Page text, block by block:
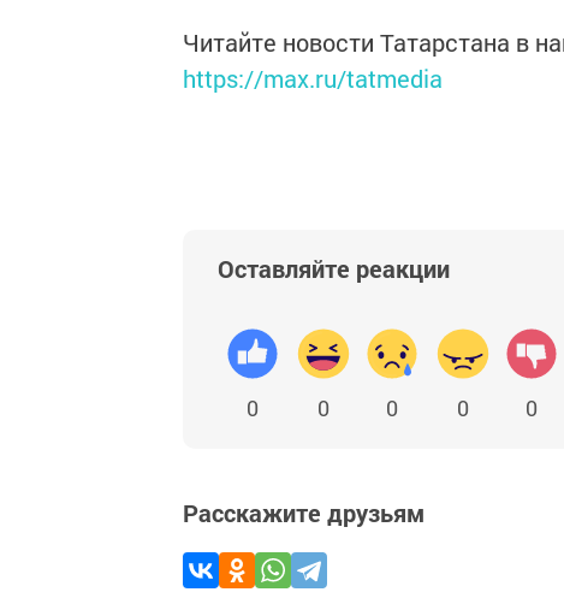
Читайте новости Татарстана в
https://max.ru/tatmedia
Оставляйте реакции
0 0 0 0 0
Расскажите друзьям